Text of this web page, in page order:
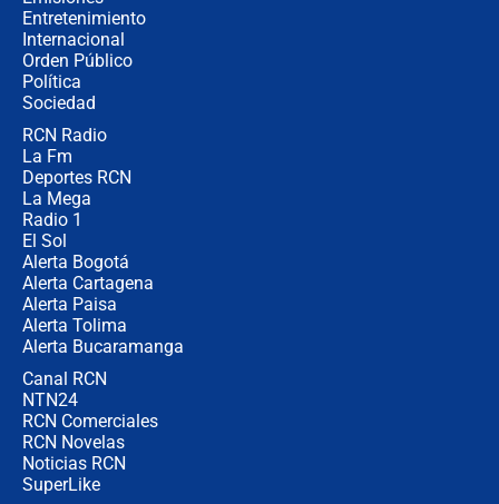
Entretenimiento
Internacional
Orden Público
Política
Sociedad
RCN Radio
La Fm
Deportes RCN
La Mega
Radio 1
El Sol
Alerta Bogotá
Alerta Cartagena
Alerta Paisa
Alerta Tolima
Alerta Bucaramanga
Canal RCN
NTN24
RCN Comerciales
RCN Novelas
Noticias RCN
SuperLike